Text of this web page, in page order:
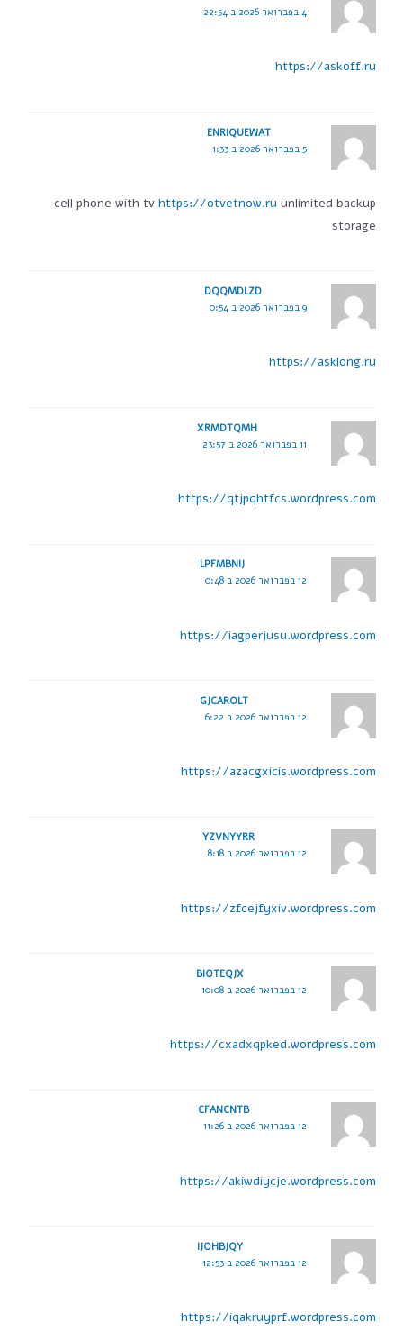
4 בפברואר 2026 ב 22:54
https://askoff.ru
ENRIQUEWAT
5 בפברואר 2026 ב 1:33
cell phone with tv https://otvetnow.ru unlimited backup
storage
DQQMDLZD
9 בפברואר 2026 ב 0:54
https://asklong.ru
XRMDTQMH
11 בפברואר 2026 ב 23:57
https://qtjpqhtfcs.wordpress.com
LPFMBNIJ
12 בפברואר 2026 ב 0:48
https://iagperjusu.wordpress.com
GJCAROLT
12 בפברואר 2026 ב 6:22
https://azacgxicis.wordpress.com
YZVNYYRR
12 בפברואר 2026 ב 8:18
https://zfcejfyxiv.wordpress.com
BIOTEQJX
12 בפברואר 2026 ב 10:08
https://cxadxqpked.wordpress.com
CFANCNTB
12 בפברואר 2026 ב 11:26
https://akiwdiycje.wordpress.com
IJOHBJQY
12 בפברואר 2026 ב 12:53
https://iqakruyprf.wordpress.com